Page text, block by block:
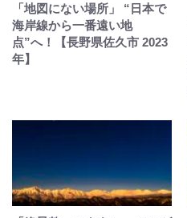
「地図にない場所」 “日本で
海岸線から一番遠い地
点”へ！【長野県佐久市 2023
年】